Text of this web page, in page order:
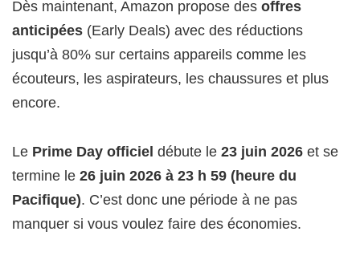
Dès maintenant, Amazon propose des offres
anticipées (Early Deals) avec des réductions
jusqu’à 80% sur certains appareils comme les
écouteurs, les aspirateurs, les chaussures et plus
encore.
Le Prime Day officiel débute le 23 juin 2026 et se
termine le 26 juin 2026 à 23 h 59 (heure du
Pacifique). C’est donc une période à ne pas
manquer si vous voulez faire des économies.